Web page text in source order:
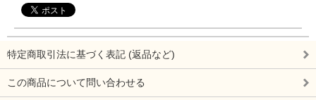
特定商取引法に基づく表記 (返品など)
この商品について問い合わせる